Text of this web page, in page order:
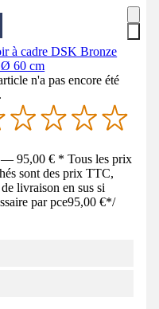
à cadre DSK Bronze
60 cm
n'a pas encore été
95,00 € * Tous les prix
sont des prix TTC,
livraison en sus si
par pce95,00 €*/